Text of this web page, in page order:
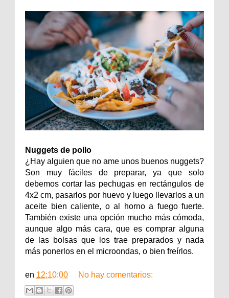
Nuggets de pollo
¿Hay alguien que no ame unos buenos nuggets?
Son muy fáciles de preparar, ya que solo
debemos cortar las pechugas en rectángulos de
4x2 cm, pasarlos por huevo y luego llevarlos a un
aceite bien caliente, o al horno a fuego fuerte.
También existe una opción mucho más cómoda,
aunque algo más cara, que es comprar alguna
de las bolsas que los trae preparados y nada
más ponerlos en el microondas, o bien freírlos.
en 12:10:00 No hay comentarios: